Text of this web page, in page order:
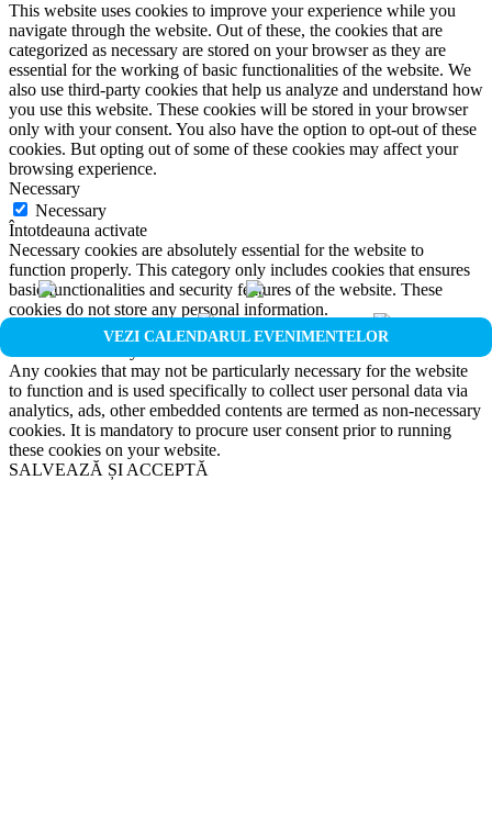
VEZI CALENDARUL EVENIMENTELOR
This website uses cookies to improve your experience while you
navigate through the website. Out of these, the cookies that are
categorized as necessary are stored on your browser as they are
essential for the working of basic functionalities of the website. We
also use third-party cookies that help us analyze and understand how
you use this website. These cookies will be stored in your browser
only with your consent. You also have the option to opt-out of these
cookies. But opting out of some of these cookies may affect your
browsing experience.
Necessary
Necessary
Întotdeauna activate
Necessary cookies are absolutely essential for the website to
function properly. This category only includes cookies that ensures
basic functionalities and security features of the website. These
cookies do not store any personal information.
Non-necessary
Any cookies that may not be particularly necessary for the website
to function and is used specifically to collect user personal data via
analytics, ads, other embedded contents are termed as non-necessary
cookies. It is mandatory to procure user consent prior to running
these cookies on your website.
SALVEAZĂ ȘI ACCEPTĂ